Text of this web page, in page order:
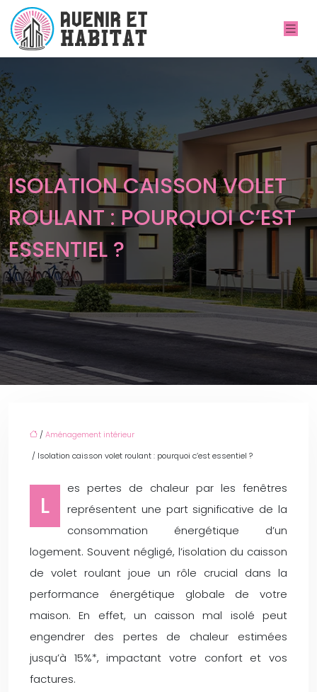
ISOLATION CAISSON VOLET
ROULANT : POURQUOI C’EST
ESSENTIEL ?
/Aménagement intérieur
/ Isolation caisson volet roulant : pourquoi c’est essentiel ?
L
es pertes de chaleur par les fenêtres
représentent une part significative de la
consommation énergétique d’un
logement. Souvent négligé, l’isolation du caisson
de volet roulant joue un rôle crucial dans la
performance énergétique globale de votre
maison. En effet, un caisson mal isolé peut
engendrer des pertes de chaleur estimées
jusqu’à 15%*, impactant votre confort et vos
factures.